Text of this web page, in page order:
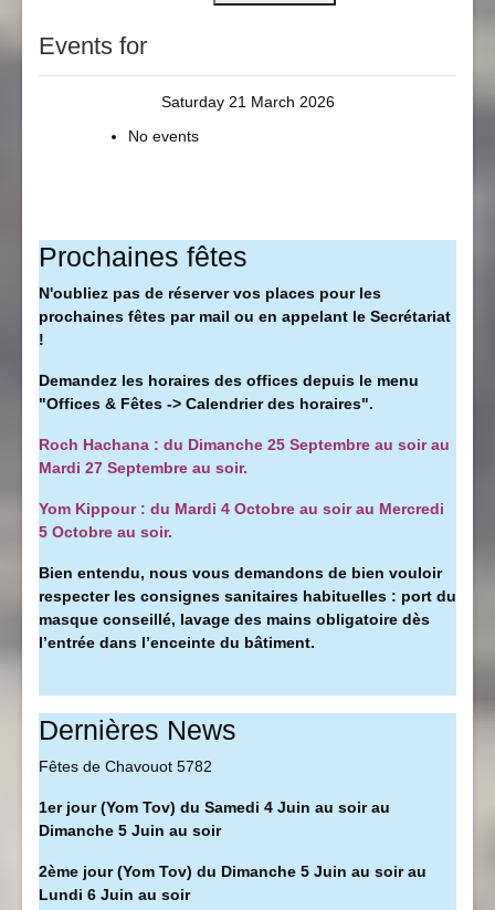
Events for
Saturday 21 March 2026
No events
Prochaines fêtes
N'oubliez pas de réserver vos places pour les
prochaines fêtes par mail ou en appelant le Secrétariat
!
Demandez les horaires des offices depuis le menu
"Offices & Fêtes -> Calendrier des horaires".
Roch Hachana : du Dimanche 25 Septembre au soir au
Mardi 27 Septembre au soir.
Yom Kippour : du Mardi 4 Octobre au soir au Mercredi
5 Octobre au soir.
Bien entendu, nous vous demandons de bien vouloir
respecter les consignes sanitaires habituelles : port du
masque conseillé, lavage des mains obligatoire dès
l’entrée dans l’enceinte du bâtiment.
Dernières News
Fêtes de Chavouot 5782
1er jour (Yom Tov) du Samedi 4 Juin au soir au
Dimanche 5 Juin au soir
2ème jour (Yom Tov) du Dimanche 5 Juin au soir au
Lundi 6 Juin au soir